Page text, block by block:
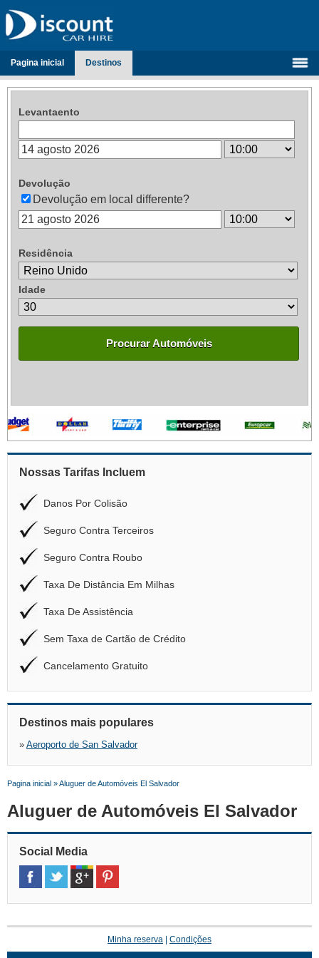
Pagina inicial Destinos
Levantaento
Devolução
Devolução em local differente?
Residência
Idade
Procurar Automóveis
Nossas Tarifas Incluem
Danos Por Colisão
Seguro Contra Terceiros
Seguro Contra Roubo
Taxa De Distância Em Milhas
Taxa De Assistência
Sem Taxa de Cartão de Crédito
Cancelamento Gratuito
Destinos mais populares
» Aeroporto de San Salvador
Pagina inicial »Aluguer de Automóveis El Salvador
Aluguer de Automóveis El Salvador
Social Media
Minha reserva Condições